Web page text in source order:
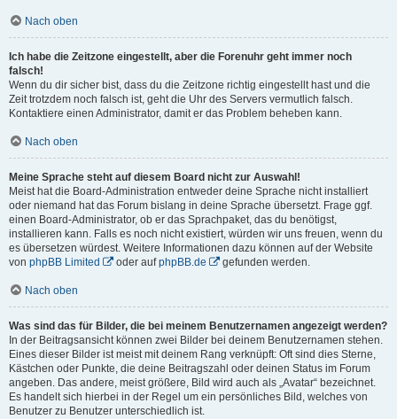
Nach oben
Ich habe die Zeitzone eingestellt, aber die Forenuhr geht immer noch
falsch!
Wenn du dir sicher bist, dass du die Zeitzone richtig eingestellt hast und die
Zeit trotzdem noch falsch ist, geht die Uhr des Servers vermutlich falsch.
Kontaktiere einen Administrator, damit er das Problem beheben kann.
Nach oben
Meine Sprache steht auf diesem Board nicht zur Auswahl!
Meist hat die Board-Administration entweder deine Sprache nicht installiert
oder niemand hat das Forum bislang in deine Sprache übersetzt. Frage ggf.
einen Board-Administrator, ob er das Sprachpaket, das du benötigst,
installieren kann. Falls es noch nicht existiert, würden wir uns freuen, wenn du
es übersetzen würdest. Weitere Informationen dazu können auf der Website
von phpBB Limited oder aufphpBB.de gefunden werden.
Nach oben
Was sind das für Bilder, die bei meinem Benutzernamen angezeigt werden?
In der Beitragsansicht können zwei Bilder bei deinem Benutzernamen stehen.
Eines dieser Bilder ist meist mit deinem Rang verknüpft: Oft sind dies Sterne,
Kästchen oder Punkte, die deine Beitragszahl oder deinen Status im Forum
angeben. Das andere, meist größere, Bild wird auch als „Avatar“ bezeichnet.
Es handelt sich hierbei in der Regel um ein persönliches Bild, welches von
Benutzer zu Benutzer unterschiedlich ist.